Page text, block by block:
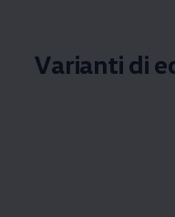
Varianti di